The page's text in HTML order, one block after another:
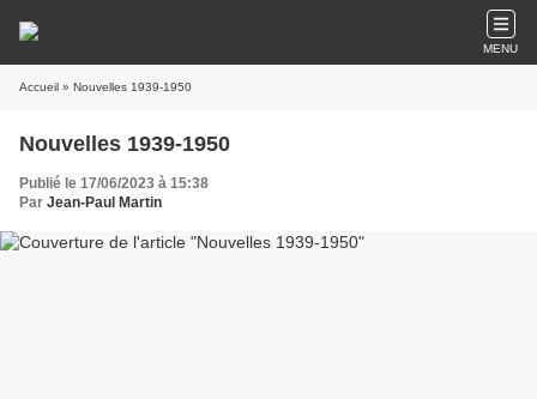
MENU
Accueil » Nouvelles 1939-1950
Nouvelles 1939-1950
Publié le 17/06/2023 à 15:38
Par Jean-Paul Martin